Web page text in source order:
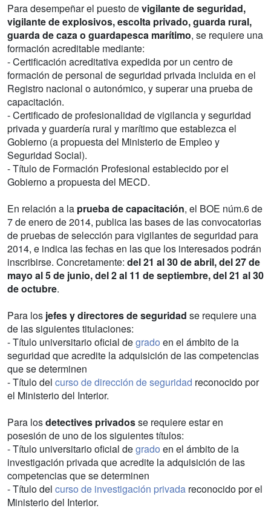
Para desempeñar el puesto devigilante de seguridad,
vigilante de explosivos, escolta privado, guarda rural,
guarda de caza o guardapesca marítimo, se requiere una
formación acreditable mediante:
- Certificación acreditativa expedida por un centro de
formación de personal de seguridad privada incluida en el
Registro nacional o autonómico, y superar una prueba de
capacitación.
- Certificado de profesionalidad de vigilancia y seguridad
privada y guardería rural y marítimo que establezca el
Gobierno (a propuesta del Ministerio de Empleo y
Seguridad Social).
- Título de Formación Profesional establecido por el
Gobierno a propuesta del MECD.
En relación a la prueba de capacitación, el BOE núm.6 de
7 de enero de 2014, publica las bases de las convocatorias
de pruebas de selección para vigilantes de seguridad para
2014, e indica las fechas en las que los interesados podrán
inscribirse. Concretamente: del 21 al 30 de abril, del 27 de
mayo al 5 de junio, del 2 al 11 de septiembre, del 21 al 30
de octubre.
Para los jefes y directores de seguridad se requiere una
de las siguientes titulaciones:
- Título universitario oficial degrado en el ámbito de la
seguridad que acredite la adquisición de las competencias
que se determinen
- Título del curso de dirección de seguridad reconocido por
el Ministerio del Interior.
Para losdetectives privadosse requiere estar en
posesión de uno de los siguientes títulos:
- Título universitario oficial degrado en el ámbito de la
investigación privada que acredite la adquisición de las
competencias que se determinen
- Título del curso de investigación privada reconocido por el
Ministerio del Interior.